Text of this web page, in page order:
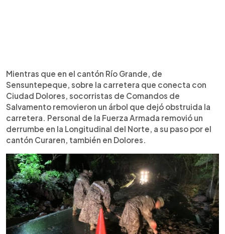
Mientras que en el cantón Río Grande, de
Sensuntepeque, sobre la carretera que conecta con
Ciudad Dolores, socorristas de Comandos de
Salvamento removieron un árbol que dejó obstruida la
carretera. Personal de la Fuerza Armada removió un
derrumbe en la Longitudinal del Norte, a su paso por el
cantón Curaren, también en Dolores.